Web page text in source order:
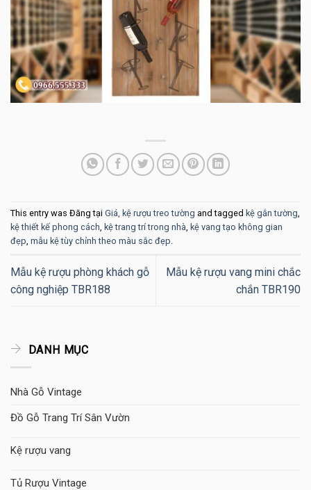
This entry was Đăng tại Giá, kệ rượu treo tường and tagged kệ gắn tường,
kệ thiết kế phong cách, kệ trang trí trong nhà, kệ vang tạo không gian
đẹp, mẫu kệ tùy chỉnh theo màu sắc đẹp.
Mẫu kệ rượu phòng khách gỗ
công nghiệp TBR188
Mẫu kệ rượu vang mini chắc
chắn TBR190
DANH MỤC
Nhà Gỗ Vintage
Đồ Gỗ Trang Trí Sân Vườn
Kệ rượu vang
Tủ Rượu Vintage